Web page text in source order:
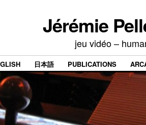
Jérémie
jeu vidéo –
日本語 PUBLICATIONS